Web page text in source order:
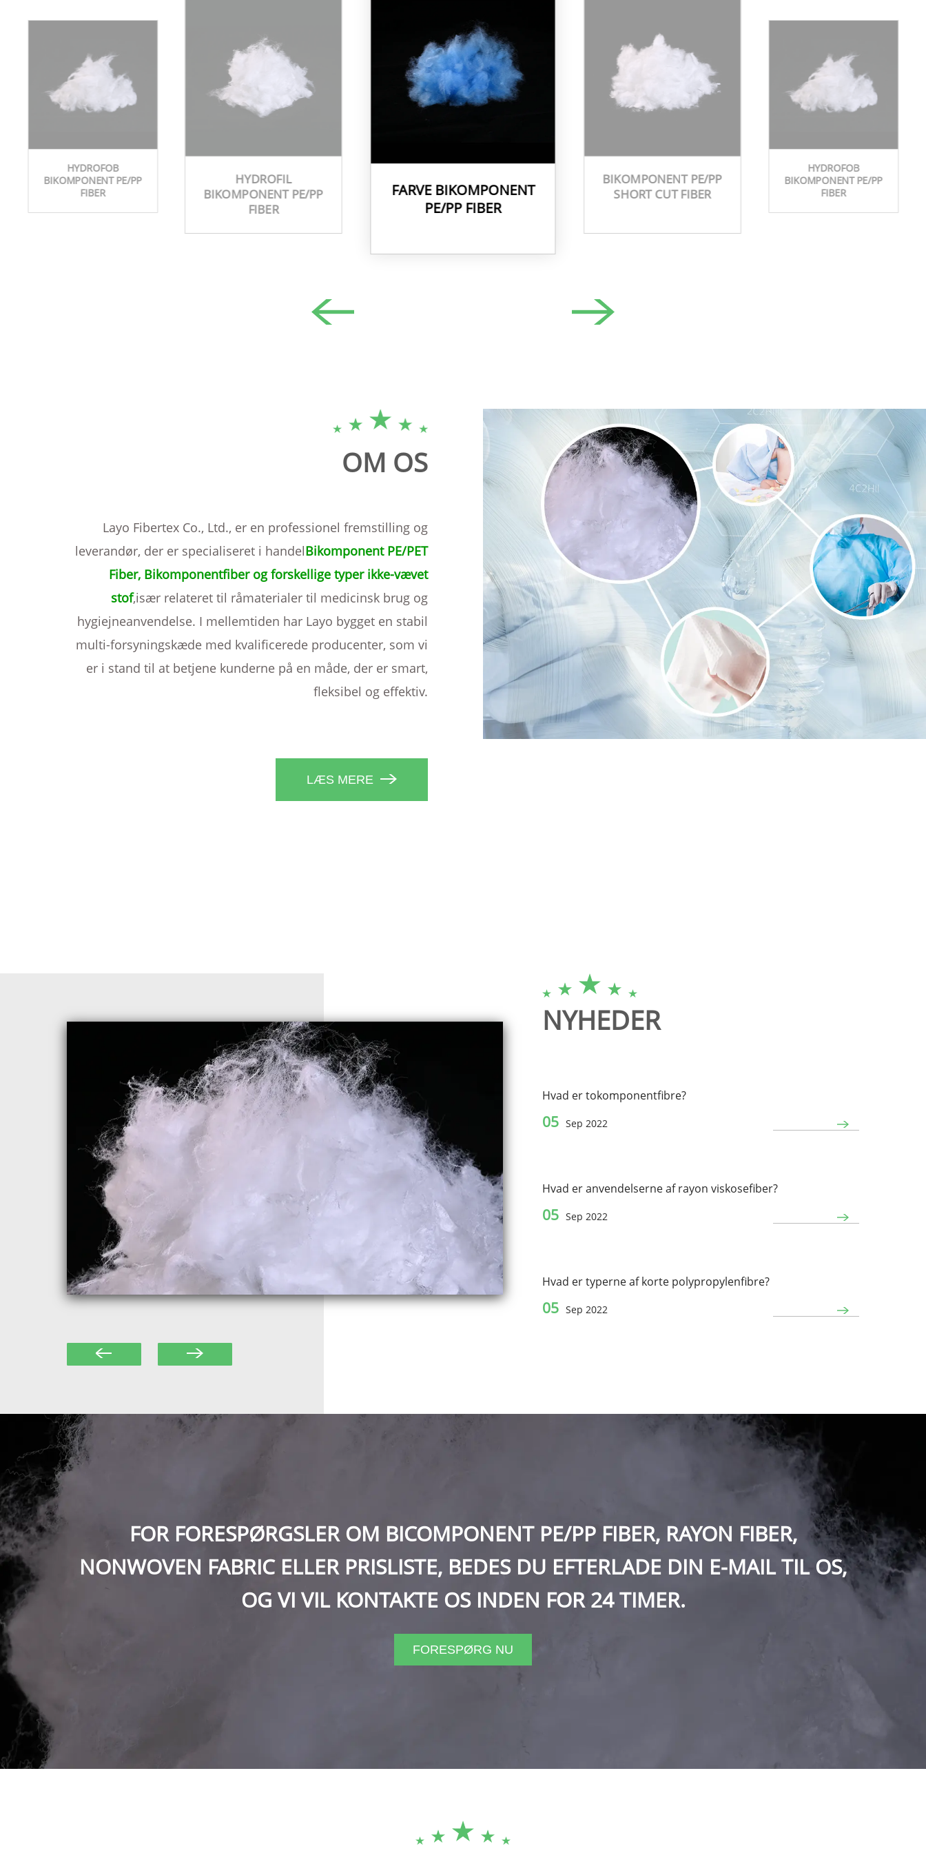
HYDROFOB
BIKOMPONENT PE/PP
FIBER
HYDROFIL
BIKOMPONENT PE/PP
FIBER
FARVE BIKOMPONENT
PE/PP FIBER
BIKOMPONENT PE/PP
SHORT CUT FIBER
HYDROFOB
BIKOMPONENT PE/PP
FIBER
OM OS
Layo Fibertex Co., Ltd., er en professionel fremstilling og
leverandør, der er specialiseret i handelBikomponent PE/PET
Fiber, Bikomponentfiber og forskellige typer ikke-vævet
stof,især relateret til råmaterialer til medicinsk brug og
hygiejneanvendelse. I mellemtiden har Layo bygget en stabil
multi-forsyningskæde med kvalificerede producenter, som vi
er i stand til at betjene kunderne på en måde, der er smart,
fleksibel og effektiv.
LÆS MERE
NYHEDER
Hvad er tokomponentfibre?
05 Sep 2022
Hvad er anvendelserne af rayon viskosefiber?
05 Sep 2022
Hvad er typerne af korte polypropylenfibre?
05 Sep 2022
FOR FORESPØRGSLER OM BICOMPONENT PE/PP FIBER, RAYON FIBER,
NONWOVEN FABRIC ELLER PRISLISTE, BEDES DU EFTERLADE DIN E-MAIL TIL OS,
OG VI VIL KONTAKTE OS INDEN FOR 24 TIMER.
FORESPØRG NU